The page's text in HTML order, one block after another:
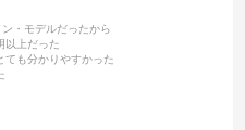
・モデルだったから
上だった
も分かりやすかった